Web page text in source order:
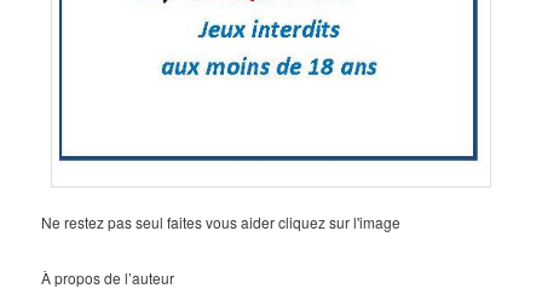
Ne restez pas seul faites vous aider cliquez sur l'image
À propos de l’auteur